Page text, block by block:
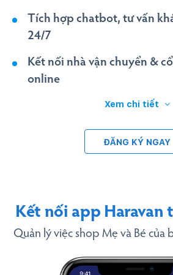
Tích hợp chatbot, tư vấn
24/7
Kết nối nhà vận chuyển &
online
Xem chi tiết
ĐĂNG KÝ NGAY
Kết nối app Haravan
Quản lý việc shop Mẹ và Bé của